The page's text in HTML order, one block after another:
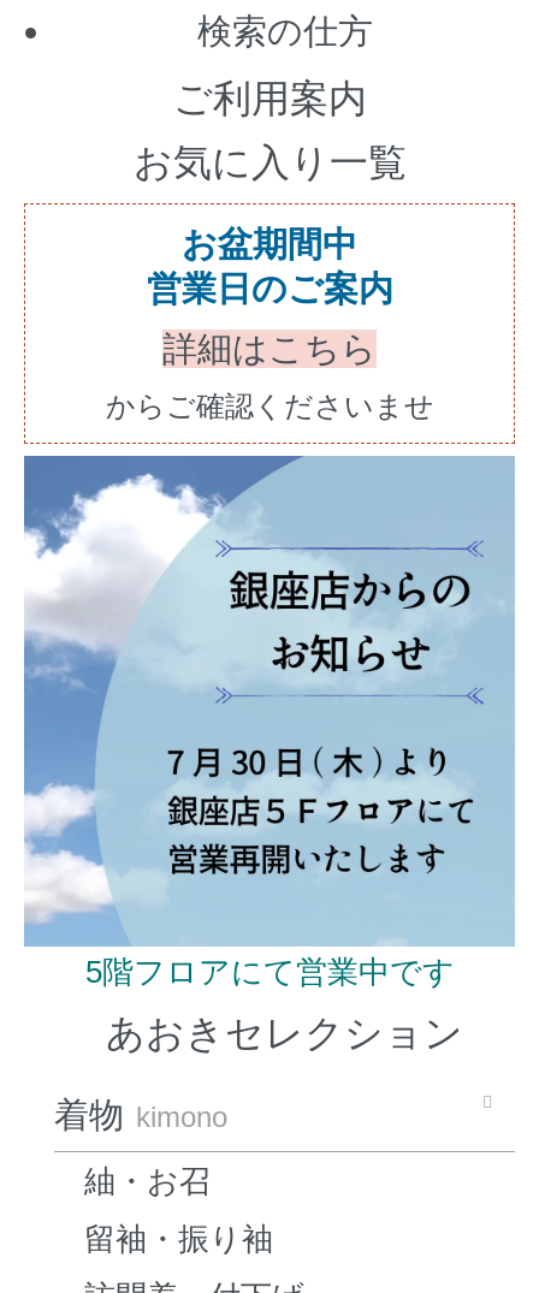
検索の仕方
ご利用案内
お気に入り一覧
お盆期間中
営業日のご案内
詳細はこちら
からご確認くださいませ
5階フロアにて営業中です
あおきセレクション
着物 kimono
紬・お召
留袖・振り袖